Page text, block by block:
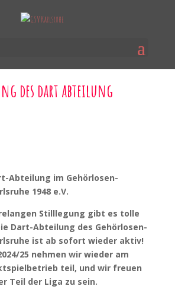
des dart abteilung
Abteilung im Gehörlosen-
1948 e.V.
Stilllegung gibt es tolle
Dart-Abteilung des Gehörlosen-
ist ab sofort wieder aktiv!
25 nehmen wir wieder am
teil, und wir freuen
Teil der Liga zu sein.